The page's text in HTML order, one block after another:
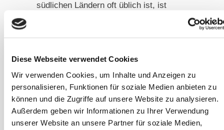
Diese Webseite verwendet Cookies
Wir verwenden Cookies, um Inhalte und Anzeigen zu
personalisieren, Funktionen für soziale Medien anbieten zu
können und die Zugriffe auf unsere Website zu analysieren.
Außerdem geben wir Informationen zu Ihrer Verwendung
unserer Website an unsere Partner für soziale Medien,
südlichen Ländern oft üblich ist, ist
Leichtigkeit und Wärme
Kapha-Pferdezeigen oft eine Neigung
zu Trägheit, Übergewicht und
Schleimansammlungen. Ihre Fütterung
sollte aktivierend, trocken und